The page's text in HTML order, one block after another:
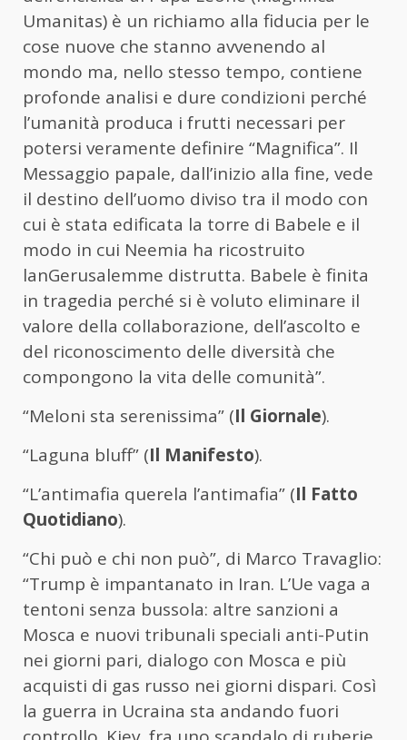
Umanitas) è un richiamo alla fiducia per le
cose nuove che stanno avvenendo al
mondo ma, nello stesso tempo, contiene
profonde analisi e dure condizioni perché
l’umanità produca i frutti necessari per
potersi veramente definire “Magnifica”. Il
Messaggio papale, dall’inizio alla fine, vede
il destino dell’uomo diviso tra il modo con
cui è stata edificata la torre di Babele e il
modo in cui Neemia ha ricostruito
lanGerusalemme distrutta. Babele è finita
in tragedia perché si è voluto eliminare il
valore della collaborazione, dell’ascolto e
del riconoscimento delle diversità che
compongono la vita delle comunità”.
“Meloni sta serenissima” (Il Giornale).
“Laguna bluff” (Il Manifesto).
“L’antimafia querela l’antimafia” (Il Fatto
Quotidiano).
“Chi può e chi non può”, di Marco Travaglio:
“Trump è impantanato in Iran. L’Ue vaga a
tentoni senza bussola: altre sanzioni a
Mosca e nuovi tribunali speciali anti-Putin
nei giorni pari, dialogo con Mosca e più
acquisti di gas russo nei giorni dispari. Così
la guerra in Ucraina sta andando fuori